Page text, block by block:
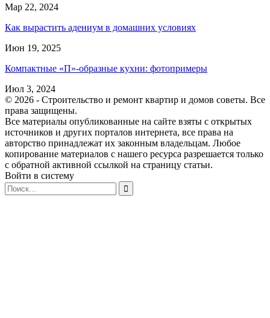
Мар 22, 2024
Как вырастить адениум в домашних условиях
Июн 19, 2025
Компактные «П»-образные кухни: фотопримеры
Июл 3, 2024
© 2026 - Строительство и ремонт квартир и домов советы. Все
права защищены.
Все материалы опубликованные на сайте взяты с открытых
источников и других порталов интернета, все права на
авторство принадлежат их законным владельцам. Любое
копирование материалов с нашего ресурса разрешается только
с обратной активной ссылкой на страницу статьи.
Войти в систему